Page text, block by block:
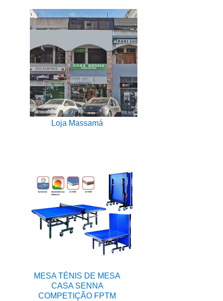
Loja Massamá
MESA TÉNIS DE MESA
CASA SENNA
COMPETIÇÃO FPTM